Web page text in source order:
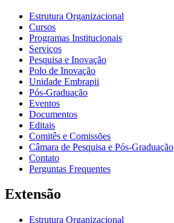
Estrutura Organizacional
Cursos
Programas Institucionais
Serviços
Pesquisa e Inovação
Polo de Inovação
Unidade Embrapii
Pós-Graduação
Eventos
Documentos
Editais
Comitês e Comissões
Câmara de Pesquisa e Pós-Graduação
Contato
Perguntas Frequentes
Extensão
Estrutura Organizacional